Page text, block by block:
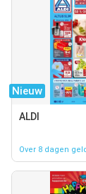
Nieuw
ALDI
Over 8 dagen